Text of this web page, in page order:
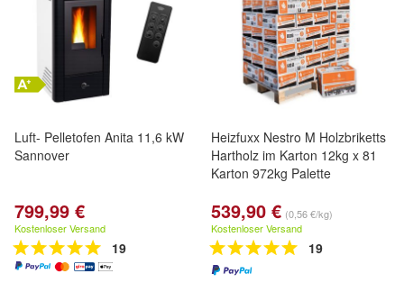
Luft- Pelletofen Anita 11,6 kW
Sannover
799,99 €
Kostenloser Versand
19
Heizfuxx Nestro M Holzbriketts
Hartholz im Karton 12kg x 81
Karton 972kg Palette
539,90 € (0,56 €/kg)
Kostenloser Versand
19